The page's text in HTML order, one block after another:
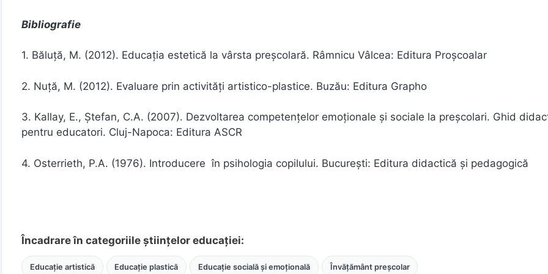
Bibliografie
1. Băluță, M. (2012). Educația estetică la vârsta preșcolară. Râmnicu Vâlcea: Editura Proșcoalar
2. Nuță, M. (2012). Evaluare prin activități artistico-plastice. Buzău: Editura Grapho
3. Kallay, E., Ștefan, C.A. (2007). Dezvoltarea competențelor emoționale și sociale la preșcolari. Ghid
pentru educatori. Cluj-Napoca: Editura ASCR
4. Osterrieth, P.A. (1976). Introducere în psihologia copilului. București: Editura didactică și pedagogică
Încadrare în categoriile științelor educației:
Educație artistică Educație plastică Educație socială și emoțională Învățământ preșcolar